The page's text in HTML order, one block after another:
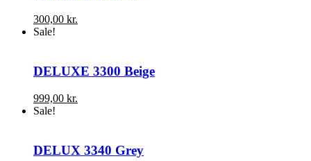
300,00 kr.
Sale!
DELUXE 3300 Beige
999,00 kr.
Sale!
DELUX 3340 Grey